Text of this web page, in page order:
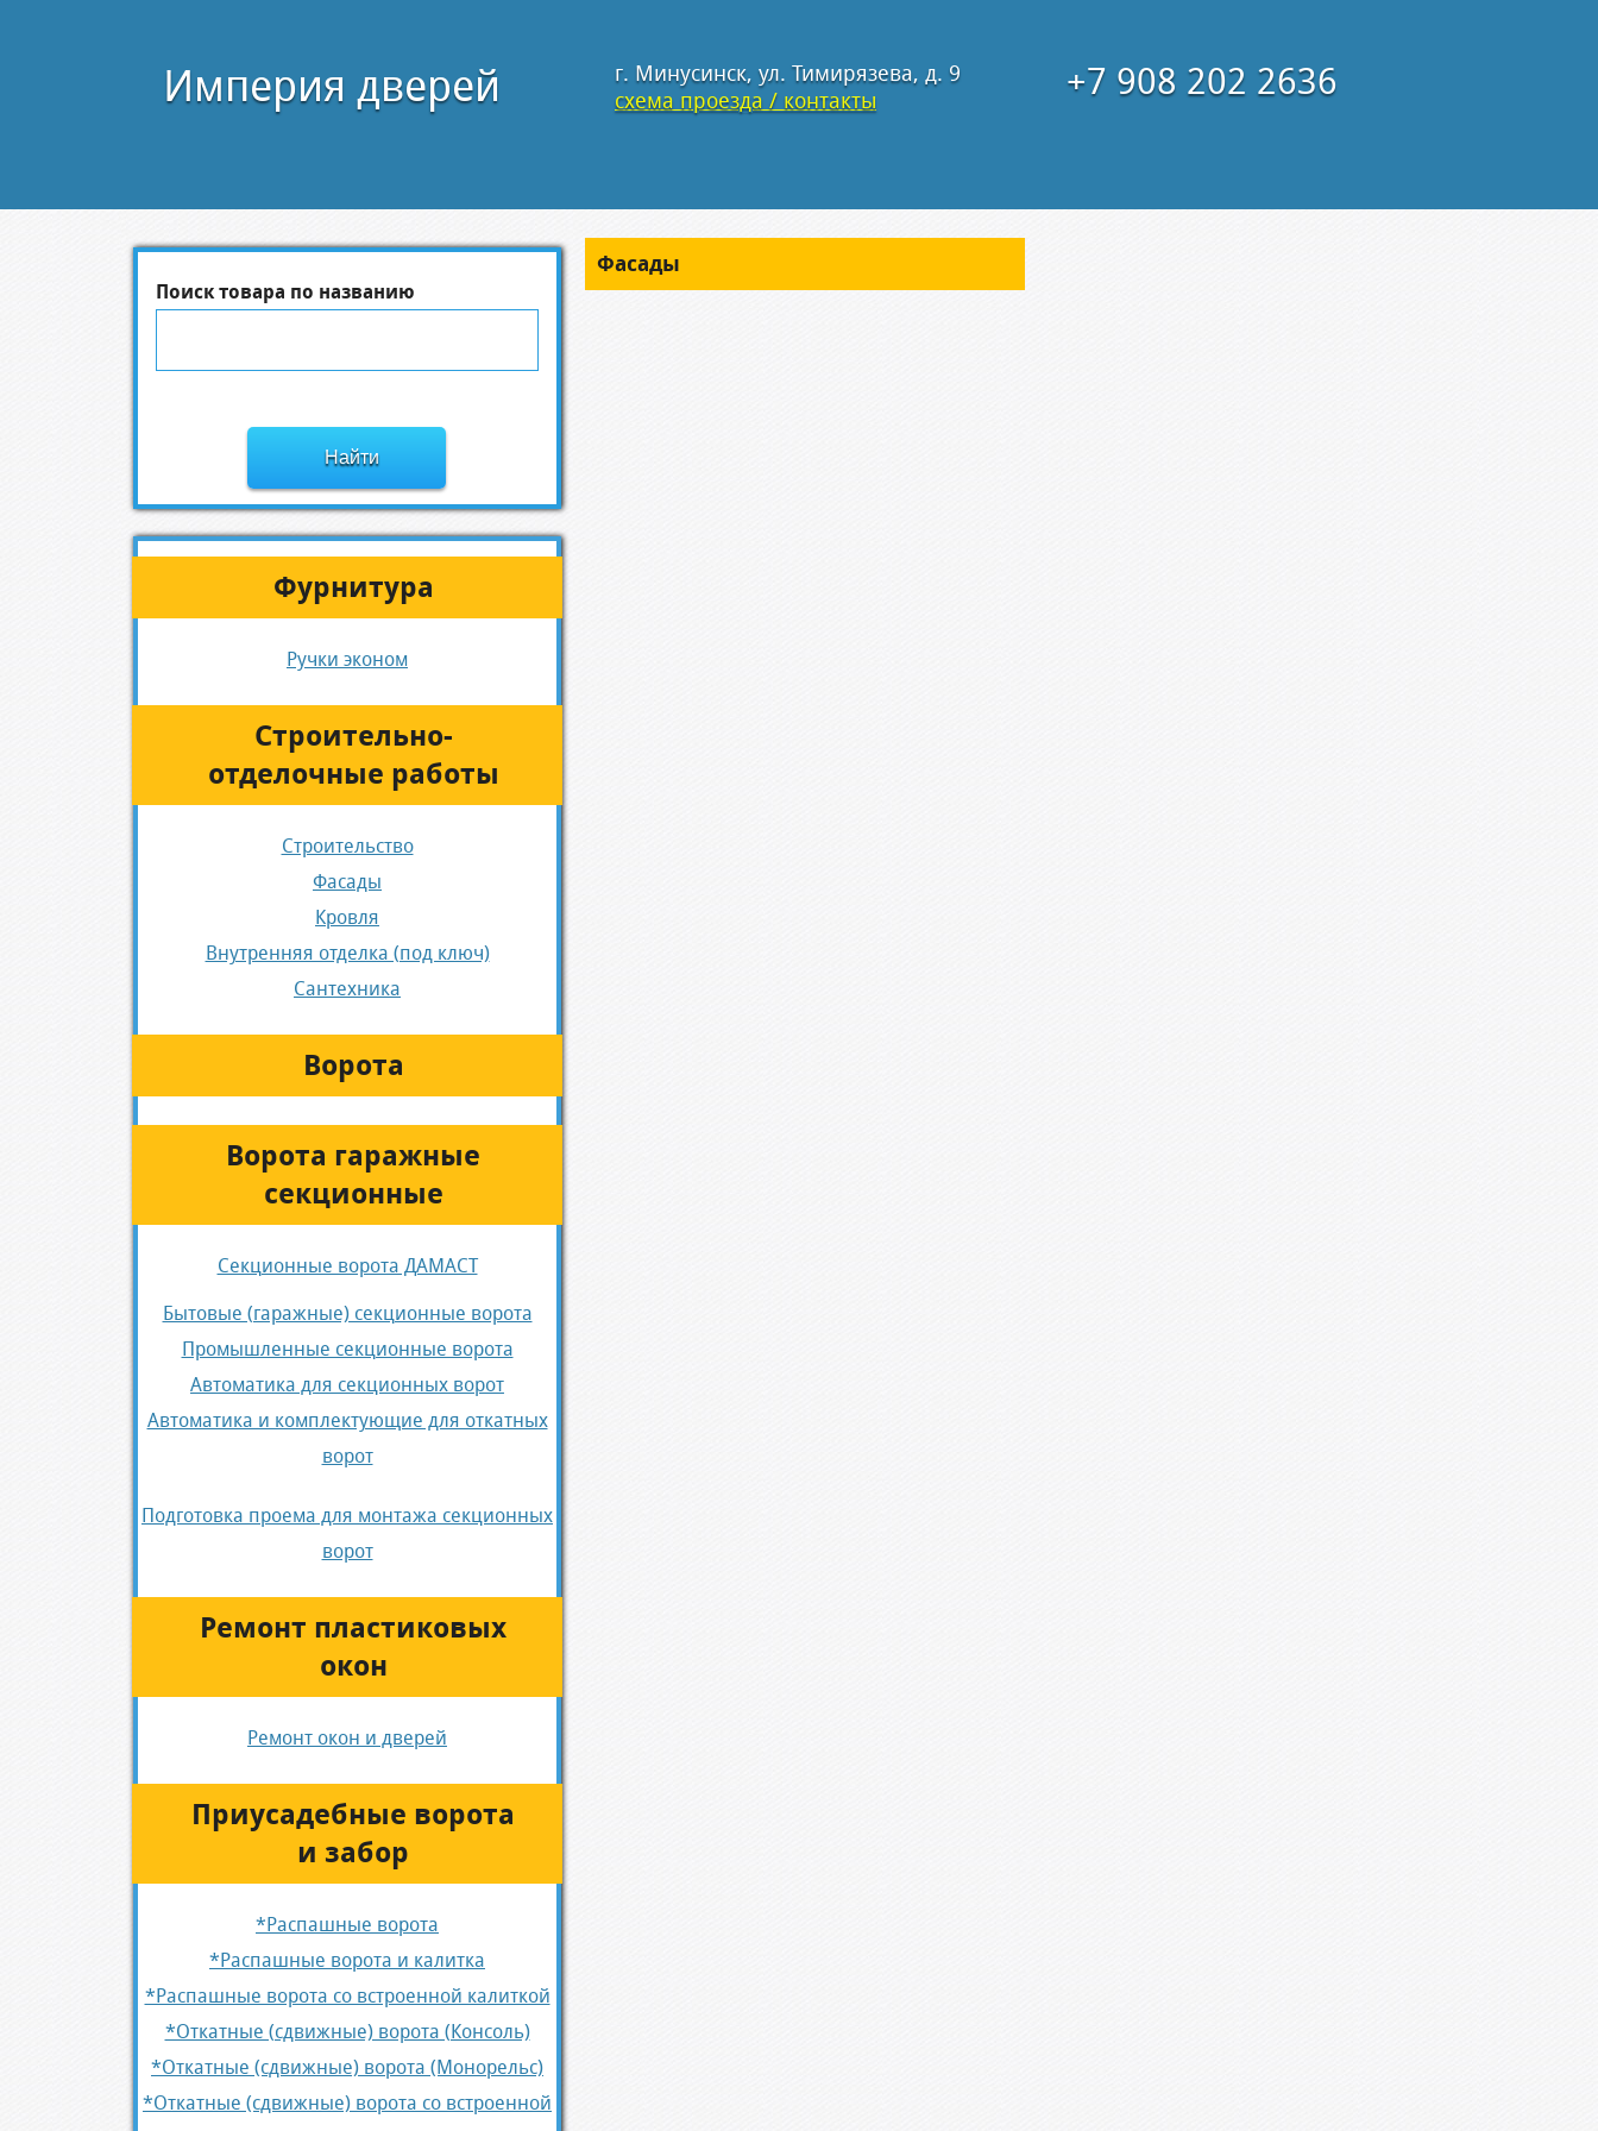
Империя дверей
г. Минусинск, ул. Тимирязева, д. 9
схема проезда / контакты
+7 908 202 2636
Поиск товара по названию
Фурнитура
Ручки эконом
Строительно-
отделочные работы
Строительство
Фасады
Кровля
Внутренняя отделка (под ключ)
Сантехника
Ворота
Ворота гаражные
секционные
Секционные ворота ДАМАСТ
Бытовые (гаражные) секционные ворота
Промышленные секционные ворота
Автоматика для секционных ворот
Автоматика и комплектующие для откатных
ворот
Подготовка проема для монтажа секционных
ворот
Ремонт пластиковых
окон
Ремонт окон и дверей
Приусадебные ворота
и забор
*Распашные ворота
*Распашные ворота и калитка
*Распашные ворота со встроенной калиткой
*Откатные (сдвижные) ворота (Консоль)
*Откатные (сдвижные) ворота (Монорельс)
*Откатные (сдвижные) ворота со встроенной
Фасады